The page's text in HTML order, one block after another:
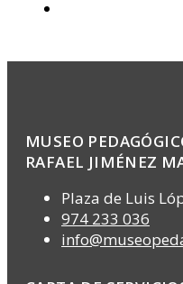
MUSEO
RAFAEL JIMÉNEZ
Plaza de Luis
974 233 036